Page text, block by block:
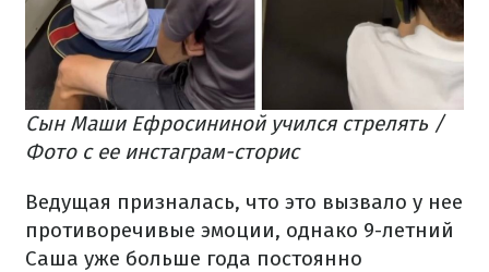
Сын Маши Ефросининой учился стрелять /
Фото с ее инстаграм-сторис
Ведущая призналась, что это вызвало у нее
противоречивые эмоции, однако 9-летний
Саша уже больше года постоянно